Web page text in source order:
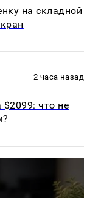
на складной
2 часа назад
$2099: что не